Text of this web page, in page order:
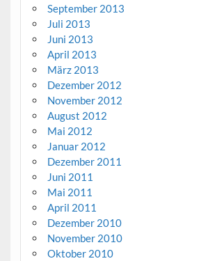
September 2013
Juli 2013
Juni 2013
April 2013
März 2013
Dezember 2012
November 2012
August 2012
Mai 2012
Januar 2012
Dezember 2011
Juni 2011
Mai 2011
April 2011
Dezember 2010
November 2010
Oktober 2010